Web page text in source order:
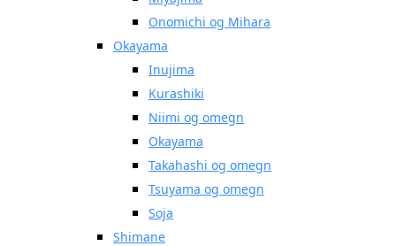
Onomichi og Mihara
Okayama
Inujima
Kurashiki
Niimi og omegn
Okayama
Takahashi og omegn
Tsuyama og omegn
Soja
Shimane